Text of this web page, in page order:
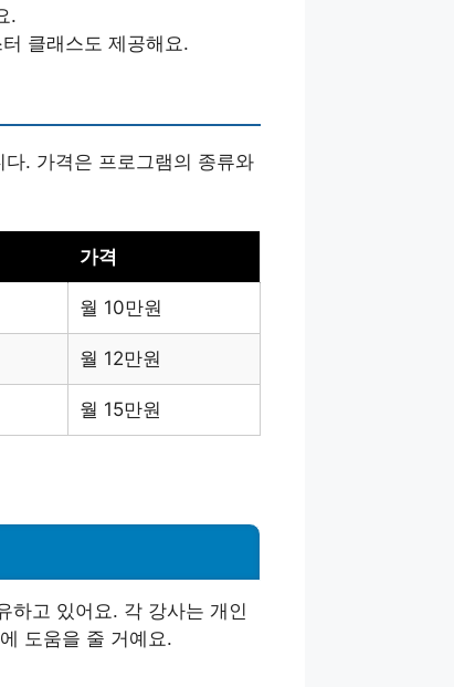
.
클래스도 제공해요.
. 가격은 프로그램의 종류와
가격
월 10만원
월 12만원
월 15만원
하고 있어요. 각 강사는 개인
도움을 줄 거예요.